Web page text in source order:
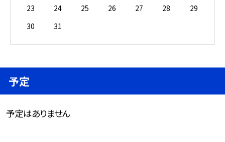
23
24 25 26 27 28
29
30
31
予定
予定はありません